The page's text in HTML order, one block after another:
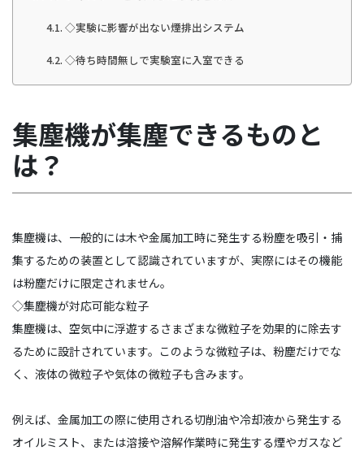
◇実験に影響が出ない煙排出システム
◇待ち時間無しで実験室に入室できる
集塵機が集塵できるものと
は？
集塵機は、一般的には木や金属加工時に発生する粉塵を吸引・捕
集するための装置として認識されていますが、実際にはその機能
は粉塵だけに限定されません。
◇集塵機が対応可能な粒子
集塵機は、空気中に浮遊するさまざまな微粒子を効果的に除去す
るために設計されています。このような微粒子は、粉塵だけでな
く、液体の微粒子や気体の微粒子も含みます。
例えば、金属加工の際に使用される切削油や冷却液から発生する
オイルミスト、または溶接や溶解作業時に発生する煙やガスなど